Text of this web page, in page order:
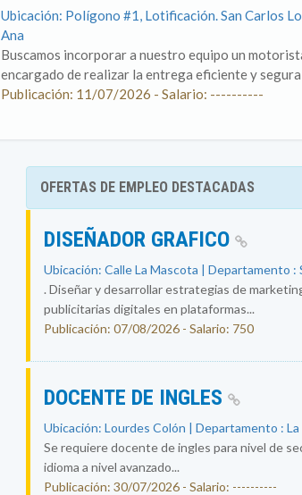
Ubicación: Polígono #1, Lotificación. San Carlos
Ana
Buscamos incorporar a nuestro equipo un
encargado de realizar la entrega eficiente y
Publicación: 11/07/2026 - Salario: ----------
OFERTAS DE EMPLEO DESTACADAS
DISEÑADOR GRAFICO
Ubicación: Calle La Mascota | Departamento :
. Diseñar y desarrollar estrategias de
publicitarias digitales en plataformas...
Publicación: 07/08/2026 - Salario: 750
DOCENTE DE INGLES
Ubicación: Lourdes Colón | Departamento :
Se requiere docente de ingles para nivel de
idioma a nivel avanzado...
Publicación: 30/07/2026 - Salario: ----------